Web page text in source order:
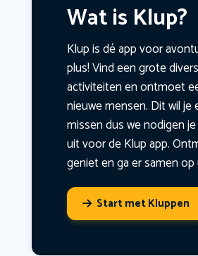
Wat is Klup?
Klup is dé app voor
plus! Vind een grote
activiteiten en ontmoet
nieuwe mensen. Dit wil je
missen dus we nodigen
uit voor de Klup app.
geniet en ga er samen op
Start met Kluppen